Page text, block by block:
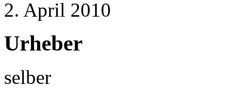
2. April 2010
Urheber
selber